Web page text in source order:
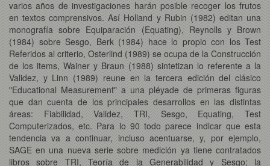
varios años de investigaciones harán posible recoger los frutos
en textos comprensivos. Así Holland y Rubin (1982) editan una
monografía sobre Equiparación (Equating), Reynolls y Brown
(1984) sobre Sesgo, Berk (1984) hace lo propio con los Test
Referidos al criterio, Osterlind (1989) se ocupa de la Construcción
de los items, Wainer y Braun (1988) sintetizan lo referente a la
Validez, y Linn (1989) reune en la tercera edición del clásico
"Educational Measurement" a una pléyade de primeras figuras
que dan cuenta de los principales desarrollos en las distintas
áreas: Fiabilidad, Validez, TRI, Sesgo, Equating, Test
Computerizados, etc. Para lo 90 todo parece indicar que esta
tendencia va a continuar, incluso acentuarse, y, por ejemplo,
SAGE en una nueva serie sobre medición ya tiene contratados
libros sobre TRI, Teoría de la Generabilidad y Sesgo; la